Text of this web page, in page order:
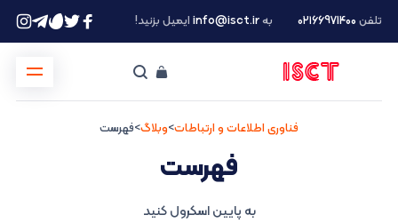
تلفن ۰۲۱66971400 بهinfo@isct.irایمیل بزنید!
فناوری اطلاعات و ارتباطات>وبلاگ>فهرست
فهرست
به پایین اسکرول کنید